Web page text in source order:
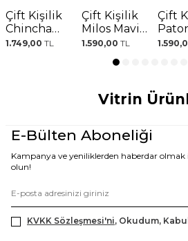
Çift Kişilik
Chincha
Turuncu
1.749,00 TL
Çift Kişilik
Milos Mavi
Plaj Havlusu
1.590,00 TL
Çift
Vitrin
E-Bülten Aboneliği
Kampanya ve yeniliklerden haberdar
olun!
KVKK Sözleşmesi'ni, Okudum,